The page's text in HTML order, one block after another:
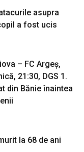
asupra
a fost ucis
– FC Argeș,
21:30, DGS 1.
din Bănie înaintea
la 68 de ani